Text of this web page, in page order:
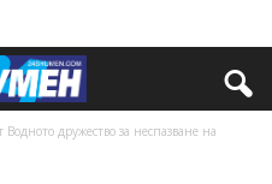
дружество за неспазване на